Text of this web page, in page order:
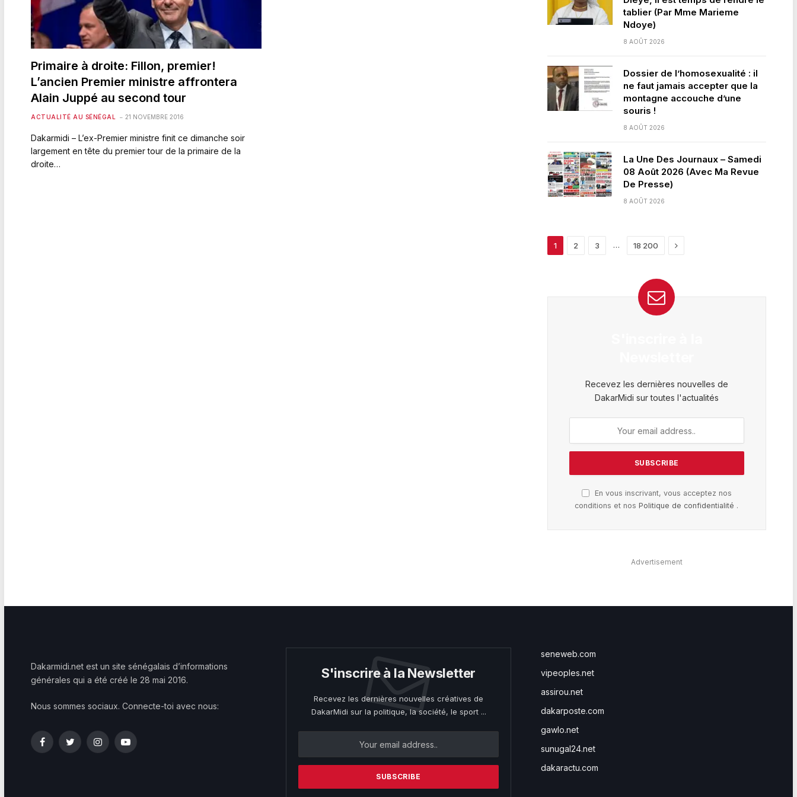
Primaire à droite: Fillon, premier!
L’ancien Premier ministre affrontera
Alain Juppé au second tour
ACTUALITÉ AU SÉNÉGAL 21 NOVEMBRE 2016
Dakarmidi – L’ex-Premier ministre finit ce dimanche soir
largement en tête du premier tour de la primaire de la
droite…
tablier (Par Mme Marieme
Ndoye)
8 AOÛT 2026
Dossier de l’homosexualité : il
ne faut jamais accepter que la
montagne accouche d’une
souris !
8 AOÛT 2026
La Une Des Journaux – Samedi
08 Août 2026 (Avec Ma Revue
De Presse)
8 AOÛT 2026
1 2 3 … 18 200 Next
Recevez les dernières nouvelles de
DakarMidi sur toutes l'actualités
En vous inscrivant, vous acceptez nos
conditions et nosPolitique de confidentialité .
Advertisement
Dakarmidi.net est un site sénégalais d’informations
générales qui a été créé le 28 mai 2016.
Nous sommes sociaux. Connecte-toi avec nous:
FacebookTwitterInstagramYouTube
S'inscrire à la Newsletter
Recevez les dernières nouvelles créatives de
DakarMidi sur la politique, la société, le sport ...
seneweb.com
vipeoples.net
assirou.net
dakarposte.com
gawlo.net
sunugal24.net
dakaractu.com